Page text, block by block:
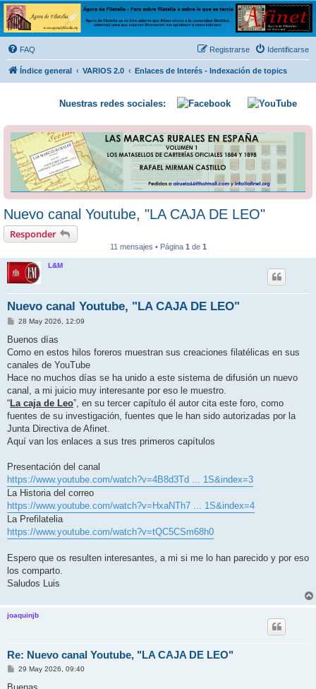
Ágora de Filatelia
Foro sobre filatelia o sobre lo que se tercie. Ágora de Filatelia es un foro abierto que Afinet
ofrece a la comunidad filatélica universal para que exprese libremente sus opiniones y
conocimientos
FAQ Identificarse
Registrarse
Índice general VARIOS 2.0 Enlaces de Interés - Indexación de topics
Nuestras redes sociales:
Nuevo canal Youtube, "LA CAJA DE LEO"
Responder
11 mensajes • Página 1 de 1
L&M
Nuevo canal Youtube, "LA CAJA DE LEO"
M
n
a
j
28 May 2026, 12:09
Buenos días
Como en estos hilos foreros muestran sus creaciones filatélicas en sus
canales de YouTube
Hace no muchos días se ha unido a este sistema de difusión un nuevo
canal, a mi juicio muy interesante por eso le muestro.
“La caja de Leo”, en su tercer capítulo él autor cita este foro, como
fuentes de su investigación, fuentes que le han sido autorizadas por la
Junta Directiva de Afinet.
Aquí van los enlaces a sus tres primeros capítulos
Presentación del canal
https://www.youtube.com/watch?v=4B8d3Td ... 1S&index=3
La Historia del correo
https://www.youtube.com/watch?v=HxaNTh7 ... 1S&index=4
La Prefilatelia
https://www.youtube.com/watch?v=tQC5CSm68h0
Espero que os resulten interesantes, a mi si me lo han parecido y por eso
los comparto.
Saludos Luis
joaquinjb
Re: Nuevo canal Youtube, "LA CAJA DE LEO"
M
n
29 May 2026, 09:40